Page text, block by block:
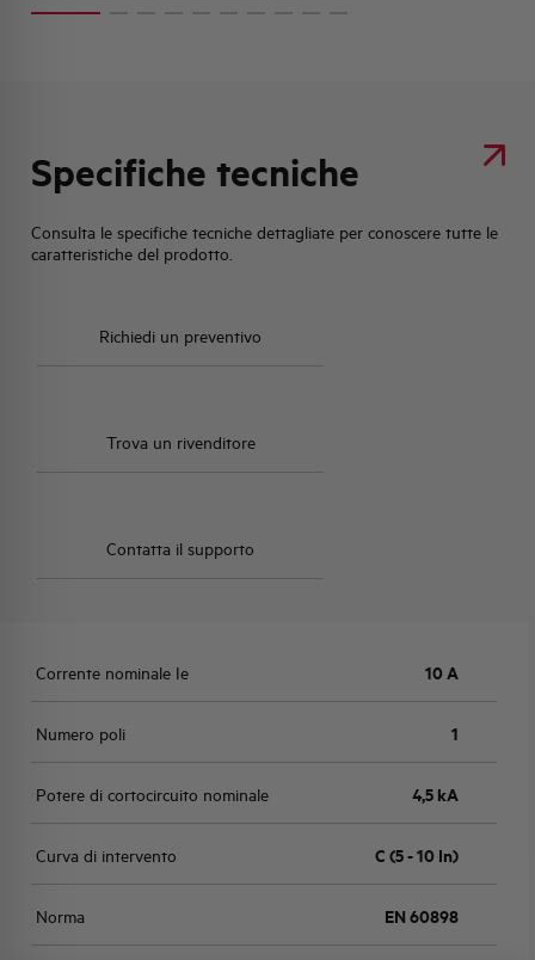
Specifiche tecniche
Consulta le specifiche tecniche dettagliate per conoscere tutte le
caratteristiche del prodotto.
Richiedi un preventivo
Trova un rivenditore
Contatta il supporto
Corrente nominale Ie 10 A
Numero poli 1
Potere di cortocircuito nominale 4,5 kA
Curva di intervento C (5 - 10 In)
Norma EN 60898